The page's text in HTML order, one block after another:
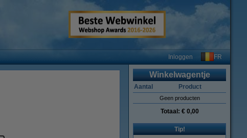
Inloggen FR
Winkelwagentje
Aantal Product
Geen producten
Totaal: € 0,00
Tip!